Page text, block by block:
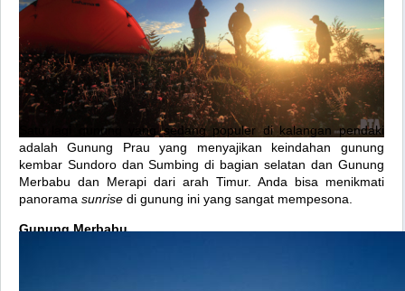
Satu lagi gunung yang sedang populer di kalangan pendaki
adalah Gunung Prau yang menyajikan keindahan gunung
kembar Sundoro dan Sumbing di bagian selatan dan Gunung
Merbabu dan Merapi dari arah Timur. Anda bisa menikmati
panorama sunrise di gunung ini yang sangat mempesona.
Gunung Merbabu